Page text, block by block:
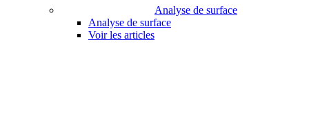
Analyse de surface
Analyse de surface
Voir les articles